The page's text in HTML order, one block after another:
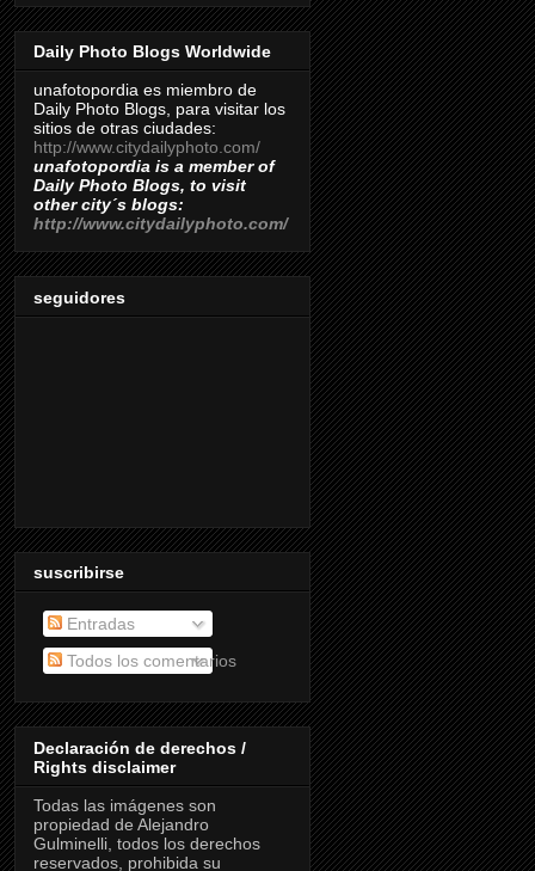
Daily Photo Blogs Worldwide
unafotopordia es miembro de
Daily Photo Blogs, para visitar los
sitios de otras ciudades:
http://www.citydailyphoto.com/
unafotopordia is a member of
Daily Photo Blogs, to visit
other city´s blogs:
http://www.citydailyphoto.com/
seguidores
suscribirse
Entradas
Todos los comentarios
Declaración de derechos /
Rights disclaimer
Todas las imágenes son
propiedad de Alejandro
Gulminelli, todos los derechos
reservados, prohibida su